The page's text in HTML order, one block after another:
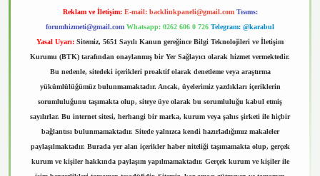
Reklam ve İletişim: E-mail: backlinkpaneli@gmail.com Teams:
forumhizmeti@gmail.com Whatsapp: 0262 606 0 726 Telegram: @karabul
Yasal Uyarı: Sitemiz, 5651 Sayılı Kanun gereğince Bilgi Teknolojileri ve İletişim
Kurumu (BTK) tarafından onaylanmış bir Yer Sağlayıcı olarak hizmet vermektedir.
Bu nedenle, sitedeki içerikleri proaktif olarak denetleme veya araştırma
yükümlülüğümüz bulunmamaktadır. Ancak, üyelerimiz yazdıkları içeriklerin
sorumluluğunu taşımakta olup, siteye üye olarak bu sorumluluğu kabul etmiş
sayılırlar. Bu internet sitesi, herhangi bir marka, kurum veya şahıs şirketi ile hiçbir
bağlantısı bulunmamaktadır. Sitede yalnızca kendi hazırladığımız makaleler
paylaşılmaktadır. Burada yer alan içerikler haber niteliği taşımamakta olup, gerçek
kurum ve kişiler hakkında paylaşım yapılmamaktadır. Gerçek kurum ve kişiler ile